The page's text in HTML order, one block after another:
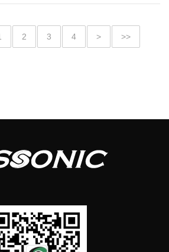
2 3 4 > >>